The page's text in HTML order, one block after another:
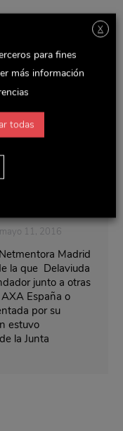
mayo 11, 2016
Madrid
la que Delaviuda
junto a otras
España o
por su
estuvo
la Junta
X
para fines
más información
todas